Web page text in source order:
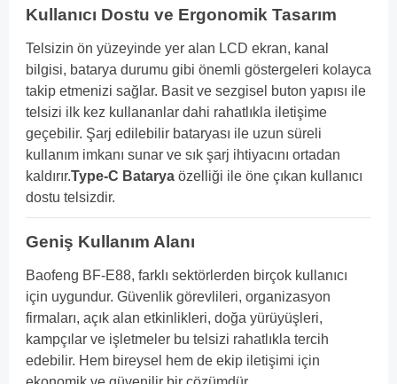
Kullanıcı Dostu ve Ergonomik Tasarım
Telsizin ön yüzeyinde yer alan LCD ekran, kanal
bilgisi, batarya durumu gibi önemli göstergeleri kolayca
takip etmenizi sağlar. Basit ve sezgisel buton yapısı ile
telsizi ilk kez kullananlar dahi rahatlıkla iletişime
geçebilir. Şarj edilebilir bataryası ile uzun süreli
kullanım imkanı sunar ve sık şarj ihtiyacını ortadan
kaldırır.Type-C Batarya özelliği ile öne çıkan kullanıcı
dostu telsizdir.
Geniş Kullanım Alanı
Baofeng BF-E88, farklı sektörlerden birçok kullanıcı
için uygundur. Güvenlik görevlileri, organizasyon
firmaları, açık alan etkinlikleri, doğa yürüyüşleri,
kampçılar ve işletmeler bu telsizi rahatlıkla tercih
edebilir. Hem bireysel hem de ekip iletişimi için